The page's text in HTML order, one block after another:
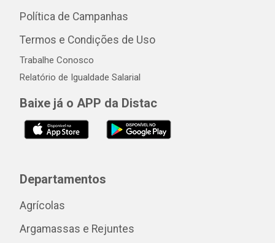
Política de Campanhas
Termos e Condições de Uso
Trabalhe Conosco
Relatório de Igualdade Salarial
Baixe já o APP da Distac
Departamentos
Agrícolas
Argamassas e Rejuntes